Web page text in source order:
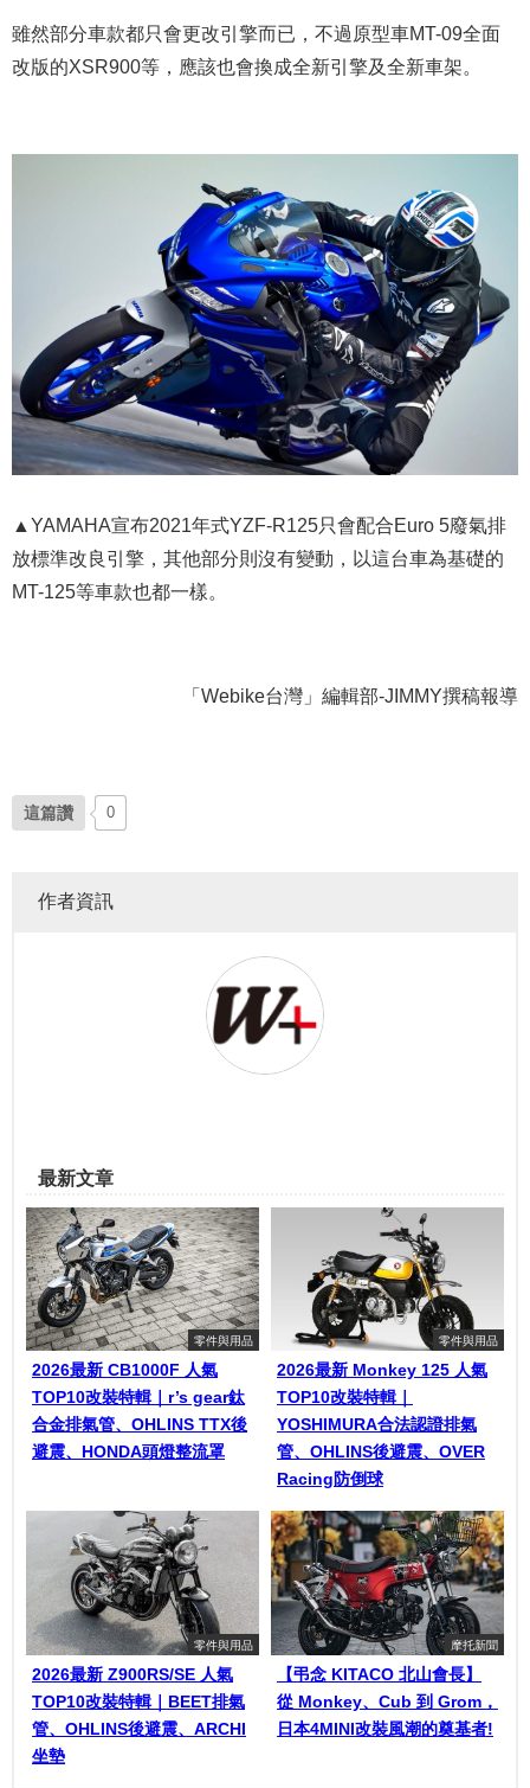
雖然部分車款都只會更改引擎而已，不過原型車MT-09全面
改版的XSR900等，應該也會換成全新引擎及全新車架。
▲YAMAHA宣布2021年式YZF-R125只會配合Euro 5廢氣排
放標準改良引擎，其他部分則沒有變動，以這台車為基礎的
MT-125等車款也都一樣。
「Webike台灣」編輯部-JIMMY撰稿報導
這篇讚 0
作者資訊
最新文章
零件與用品
2026最新 CB1000F 人氣
TOP10改裝特輯｜r’s gear鈦
合金排氣管、OHLINS TTX後
避震、HONDA頭燈整流罩
零件與用品
2026最新 Monkey 125 人氣
TOP10改裝特輯｜
YOSHIMURA合法認證排氣
管、OHLINS後避震、OVER
Racing防倒球
零件與用品
2026最新 Z900RS/SE 人氣
TOP10改裝特輯｜BEET排氣
管、OHLINS後避震、ARCHI
坐墊
摩托新聞
【弔念 KITACO 北山會長】
從 Monkey、Cub 到 Grom，
日本4MINI改裝風潮的奠基者!